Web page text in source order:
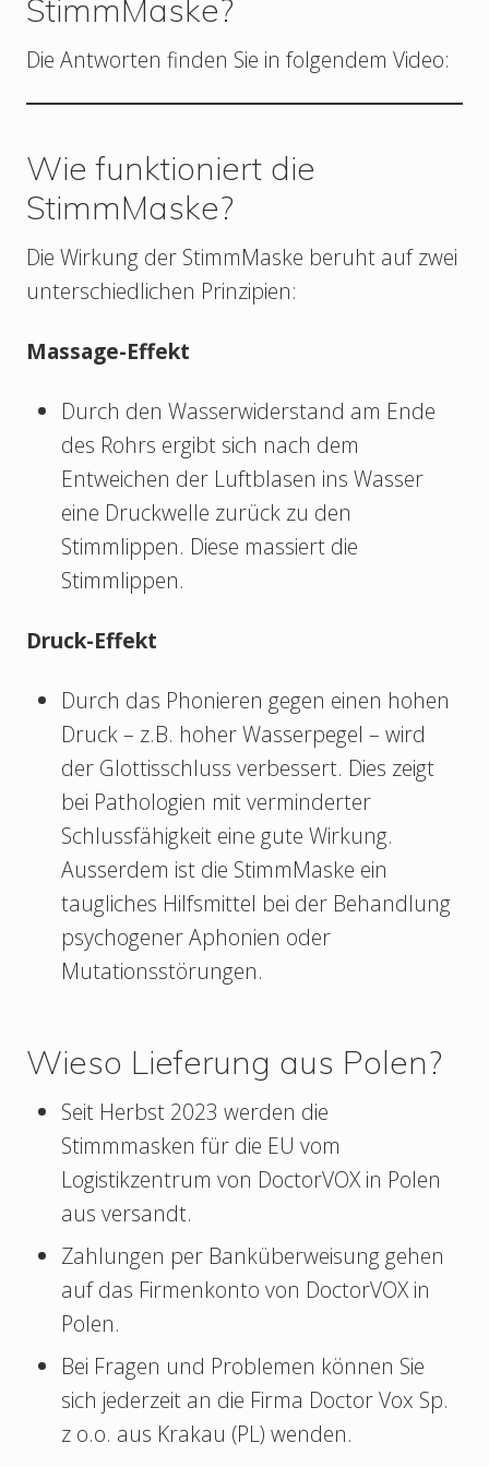
StimmMaske?
Die Antworten finden Sie in folgendem Video:
Wie funktioniert die
StimmMaske?
Die Wirkung der StimmMaske beruht auf zwei
unterschiedlichen Prinzipien:
Massage-Effekt
Durch den Wasserwiderstand am Ende
des Rohrs ergibt sich nach dem
Entweichen der Luftblasen ins Wasser
eine Druckwelle zurück zu den
Stimmlippen. Diese massiert die
Stimmlippen.
Druck-Effekt
Durch das Phonieren gegen einen hohen
Druck – z.B. hoher Wasserpegel – wird
der Glottisschluss verbessert. Dies zeigt
bei Pathologien mit verminderter
Schlussfähigkeit eine gute Wirkung.
Ausserdem ist die StimmMaske ein
taugliches Hilfsmittel bei der Behandlung
psychogener Aphonien oder
Mutationsstörungen.
Wieso Lieferung aus Polen?
Seit Herbst 2023 werden die
Stimmmasken für die EU vom
Logistikzentrum von DoctorVOX in Polen
aus versandt.
Zahlungen per Banküberweisung gehen
auf das Firmenkonto von DoctorVOX in
Polen.
Bei Fragen und Problemen können Sie
sich jederzeit an die Firma Doctor Vox Sp.
z o.o. aus Krakau (PL) wenden.